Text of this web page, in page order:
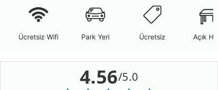
Ücretsiz Wifi Park Yeri Ücretsiz Açık
4.56/5.0